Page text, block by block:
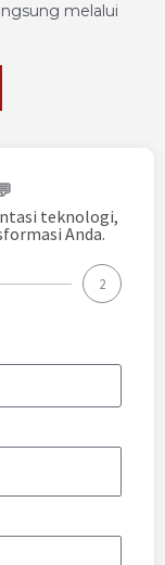
melalui
teknologi,
Anda.
2